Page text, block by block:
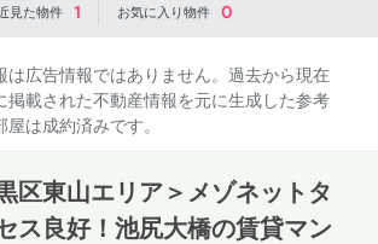
見た物件 1 お気に入り物件 0
は広告情報ではありません。過去から現在
掲載された不動産情報を元に生成した参考
は成約済みです。
区東山エリア＞メゾネットタ
ス良好！池尻大橋の賃貸マン